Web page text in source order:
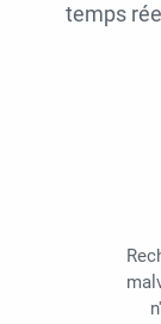
temps